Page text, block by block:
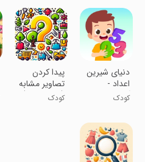
ساله‌ها به بالا
دنیای شیرین
اعداد -
آموزش کودک
کودک
پیدا کردن
تصاویر مشابه
(3 تا 5 سال)
کودک